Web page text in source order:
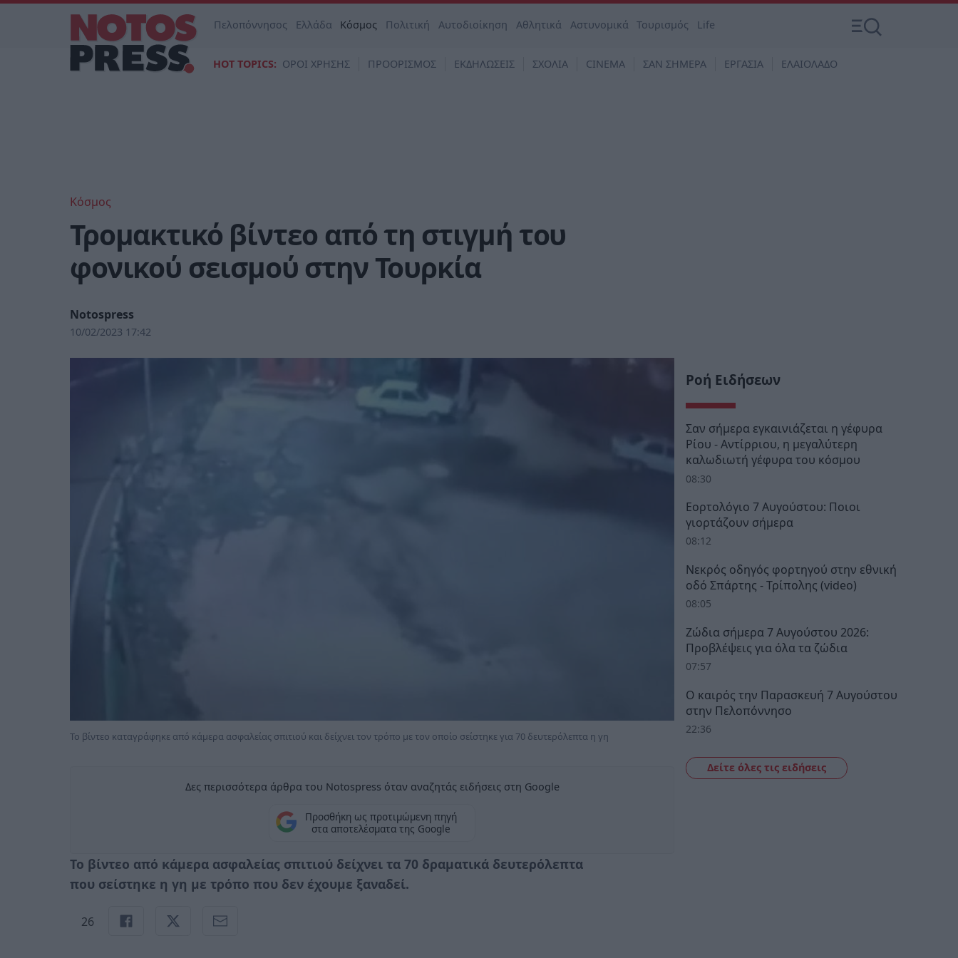
Πελοπόννησος Ελλάδα Κόσμος Πολιτική Αυτοδιοίκηση Αθλητικά Αστυνομικά Τουρισμός Life
HOT TOPICS: ΟΡΟΙ ΧΡΗΣΗΣ ΠΡΟΟΡΙΣΜΟΣ ΕΚΔΗΛΩΣΕΙΣ ΣΧΟΛΙΑ CINEMA ΣΑΝ ΣΗΜΕΡΑ ΕΡΓΑΣΙΑ ΕΛΑΙΟΛΑΔΟ
Κόσμος
Τρομακτικό βίντεο από τη στιγμή του
φονικού σεισμού στην Τουρκία
Notospress
10/02/2023 17:42
Το βίντεο καταγράφηκε από κάμερα ασφαλείας σπιτιού και δείχνει τον τρόπο με τον οποίο σείστηκε για 70 δευτερόλεπτα η γη
Δες περισσότερα άρθρα του Notospress όταν αναζητάς ειδήσεις στη Google
Προσθήκη ως προτιμώμενη πηγή
στα αποτελέσματα της Google
Το βίντεο από κάμερα ασφαλείας σπιτιού δείχνει τα 70 δραματικά δευτερόλεπτα
που σείστηκε η γη με τρόπο που δεν έχουμε ξαναδεί.
26
Ροή Ειδήσεων
Σαν σήμερα εγκαινιάζεται η γέφυρα
Ρίου - Αντίρριου, η μεγαλύτερη
καλωδιωτή γέφυρα του κόσμου
08:30
Εορτολόγιο 7 Αυγούστου: Ποιοι
γιορτάζουν σήμερα
08:12
Νεκρός οδηγός φορτηγού στην εθνική
οδό Σπάρτης - Τρίπολης (video)
08:05
Ζώδια σήμερα 7 Αυγούστου 2026:
Προβλέψεις για όλα τα ζώδια
07:57
Ο καιρός την Παρασκευή 7 Αυγούστου
στην Πελοπόννησο
22:36
Δείτε όλες τις ειδήσεις